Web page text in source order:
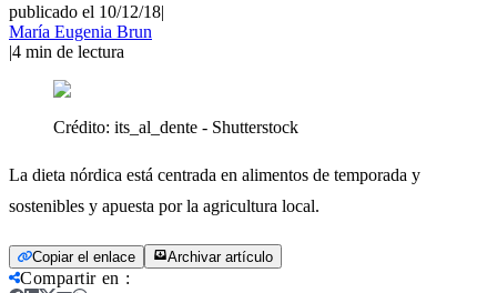
publicado el 10/12/18|
María Eugenia Brun
|4 min de lectura
Crédito: its_al_dente - Shutterstock
La dieta nórdica está centrada en alimentos de temporada y
sostenibles y apuesta por la agricultura local.
Copiar el enlace Archivar artículo
Compartir en :